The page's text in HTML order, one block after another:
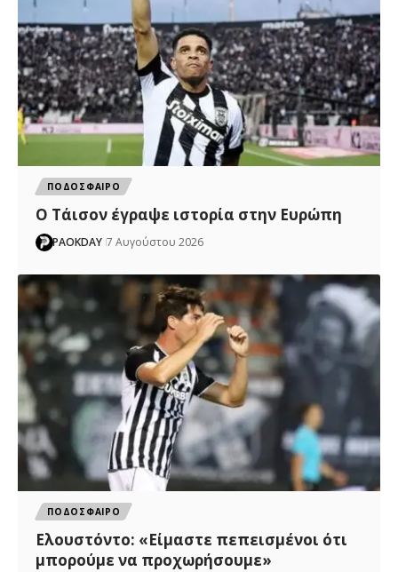
ΠΟΔΟΣΦΑΙΡΟ
Ο Τάισον έγραψε ιστορία στην Ευρώπη
PAOKDAY 7 Αυγούστου 2026
ΠΟΔΟΣΦΑΙΡΟ
Ελουστόντο: «Είμαστε πεπεισμένοι ότι
μπορούμε να προχωρήσουμε»